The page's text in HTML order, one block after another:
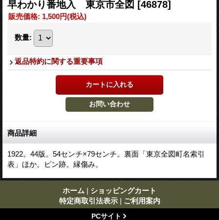
早わかり番地入 東京市全図 [46878]
販売価格: 1,500円(税込)
数量:
返品特約に関する重要事項
商品詳細
1922。44版。54センチ×79センチ。裏面「東京全図町名索引
表」ほか。ピン跡。縁傷み。
ホーム | ショッピングカート
特定商取引法表示 | ご利用案内
PCサイト